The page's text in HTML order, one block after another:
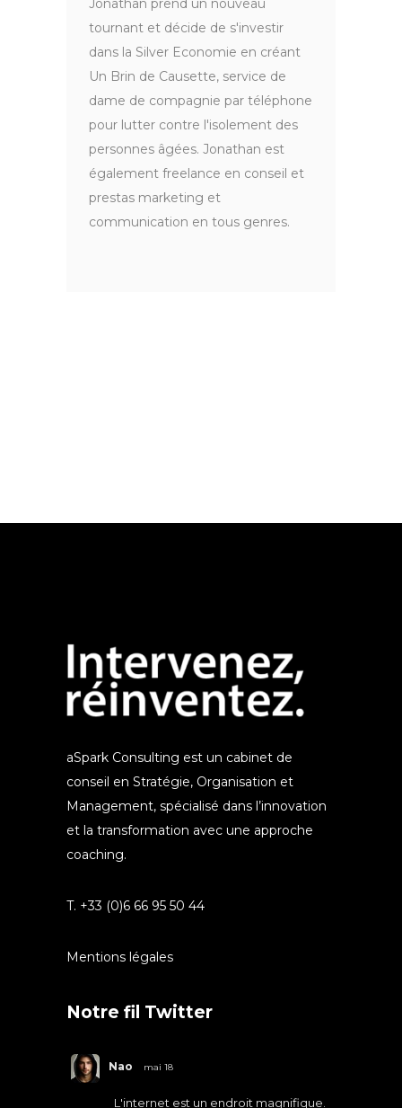
Jonathan prend un nouveau
tournant et décide de s'investir
dans la Silver Economie en créant
Un Brin de Causette, service de
dame de compagnie par téléphone
pour lutter contre l'isolement des
personnes âgées. Jonathan est
également freelance en conseil et
prestas marketing et
communication en tous genres.
aSpark Consulting est un cabinet de
conseil en Stratégie, Organisation et
Management, spécialisé dans l’innovation
et la transformation avec une approche
coaching.
T. +33 (0)6 66 95 50 44
Mentions légales
Notre fil Twitter
Nao mai 18
L'internet est un endroit magnifique.